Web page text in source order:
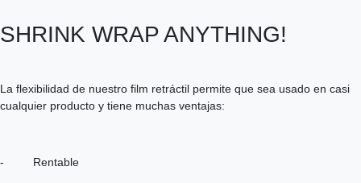
SHRINK WRAP ANYTHING!
La flexibilidad de nuestro film retráctil permite que sea usado en casi
cualquier producto y tiene muchas ventajas:
- Rentable